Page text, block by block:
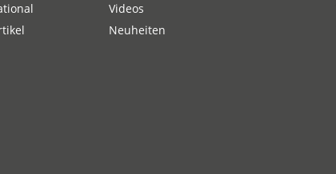
Videos
Neuheiten